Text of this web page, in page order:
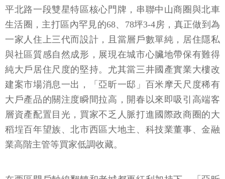
平北路一段雙星特區核心門牌，串聯中山商圈與北車
生活圈，主打區內罕見的68、78坪3-4房，真正做到為
一家人住上三代而設計，且當層戶數單純，居住隱私
與社區質感自然成形，展現在城市心臟地帶保有難得
純大戶居住尺度的堅持。尤其當三井國產實業大樓改
建案市場消息一出，「亞昕一邸」百米摩天尺度稀有
大戶產品的關注度瞬間拉高，開春以來即吸引高端客
層資產配置目光，買家不乏人脈打進國際政商圈的大
稻埕百年望族、北市西區大地主、科技業董事、金融
業高階主管等買家低調收藏。